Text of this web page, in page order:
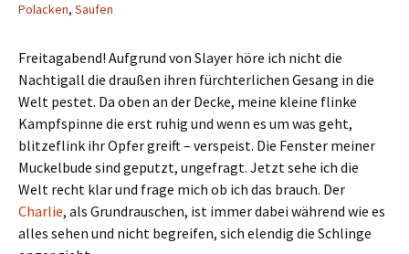
Polacken, Saufen
Freitagabend! Aufgrund von Slayer höre ich nicht die
Nachtigall die draußen ihren fürchterlichen Gesang in die
Welt pestet. Da oben an der Decke, meine kleine flinke
Kampfspinne die erst ruhig und wenn es um was geht,
blitzeflink ihr Opfer greift – verspeist. Die Fenster meiner
Muckelbude sind geputzt, ungefragt. Jetzt sehe ich die
Welt recht klar und frage mich ob ich das brauch. Der
Charlie, als Grundrauschen, ist immer dabei während wie es
alles sehen und nicht begreifen, sich elendig die Schlinge